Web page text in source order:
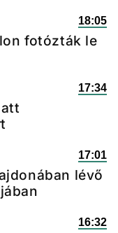
18:05
fotózták le
17:34
17:01
lévő
16:32